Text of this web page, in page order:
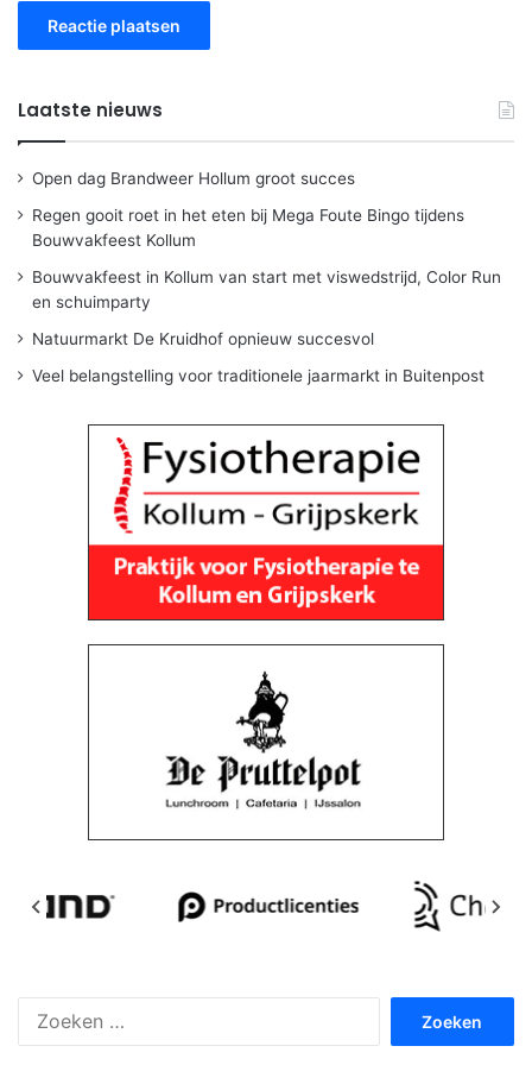
Laatste nieuws
Open dag Brandweer Hollum groot succes
Regen gooit roet in het eten bij Mega Foute Bingo tijdens
Bouwvakfeest Kollum
Bouwvakfeest in Kollum van start met viswedstrijd, Color Run
en schuimparty
Natuurmarkt De Kruidhof opnieuw succesvol
Veel belangstelling voor traditionele jaarmarkt in Buitenpost